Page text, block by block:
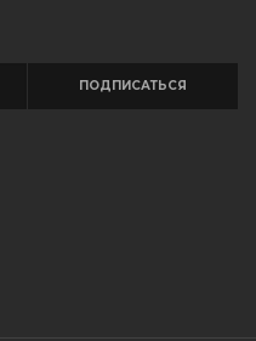
ПОДПИСАТЬСЯ